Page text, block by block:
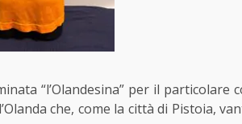
“l’Olandesina” per il particolare
che, come la città di Pistoia,